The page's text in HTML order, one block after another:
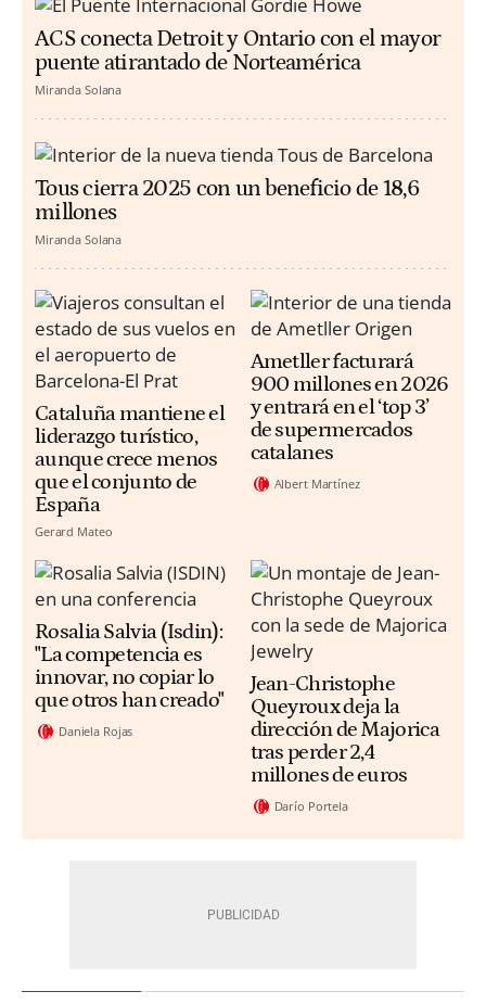
ACS conecta Detroit y Ontario con el mayor
puente atirantado de Norteamérica
Miranda Solana
Tous cierra 2025 con un beneficio de 18,6
millones
Miranda Solana
Cataluña mantiene el
liderazgo turístico,
aunque crece menos
que el conjunto de
España
Gerard Mateo
Ametller facturará
900 millones en 2026
y entrará en el ‘top 3’
de supermercados
catalanes
Albert Martínez
Rosalia Salvia (Isdin):
"La competencia es
innovar, no copiar lo
que otros han creado"
Daniela Rojas
Jean-Christophe
Queyroux deja la
dirección de Majorica
tras perder 2,4
millones de euros
Darío Portela